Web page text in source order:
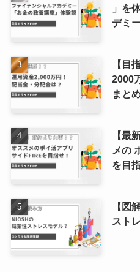
」を
デミ
【目
2000
まと
【最
メの
を目
【図
スト